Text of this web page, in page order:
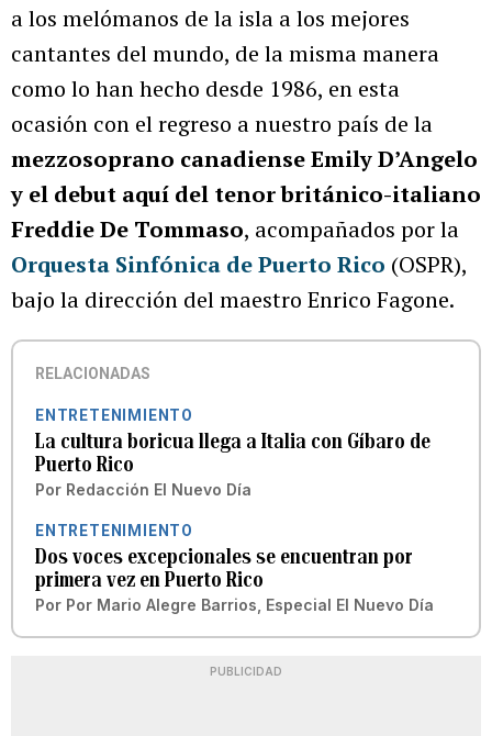
a los melómanos de la isla a los mejores
cantantes del mundo, de la misma manera
como lo han hecho desde 1986, en esta
ocasión con el regreso a nuestro país de la
mezzosoprano canadiense Emily D’Angelo
y el debut aquí del tenor británico-italiano
Freddie De Tommaso, acompañados por la
Orquesta Sinfónica de Puerto Rico (OSPR),
bajo la dirección del maestro Enrico Fagone.
RELACIONADAS
ENTRETENIMIENTO
La cultura boricua llega a Italia con Gíbaro de
Puerto Rico
Por Redacción El Nuevo Día
ENTRETENIMIENTO
Dos voces excepcionales se encuentran por
primera vez en Puerto Rico
Por Por Mario Alegre Barrios, Especial El Nuevo Día
PUBLICIDAD